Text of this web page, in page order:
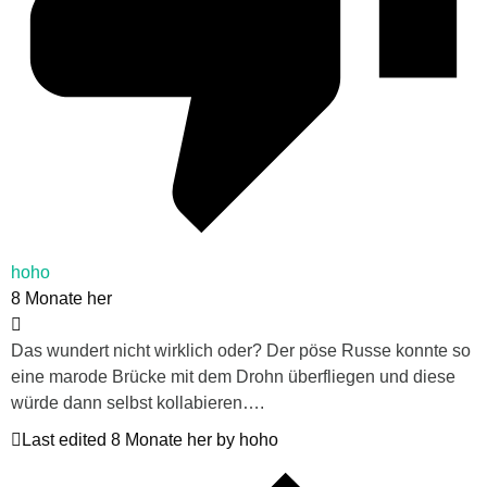
hoho
8 Monate her
Das wundert nicht wirklich oder? Der pöse Russe konnte so
eine marode Brücke mit dem Drohn überfliegen und diese
würde dann selbst kollabieren….
Last edited 8 Monate her by hoho